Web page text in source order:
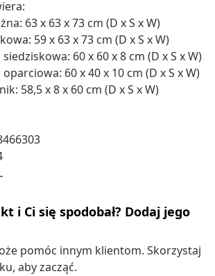
63 x 63 x 73 cm (D x S x W)
59 x 63 x 73 cm (D x S x W)
60 x 60 x 8 cm (D x S x W)
60 x 40 x 10 cm (D x S x W)
58,5 x 8 x 60 cm (D x S x W)
i Ci się spodobał? Dodaj jego
pomóc innym klientom. Skorzystaj
aby zacząć.